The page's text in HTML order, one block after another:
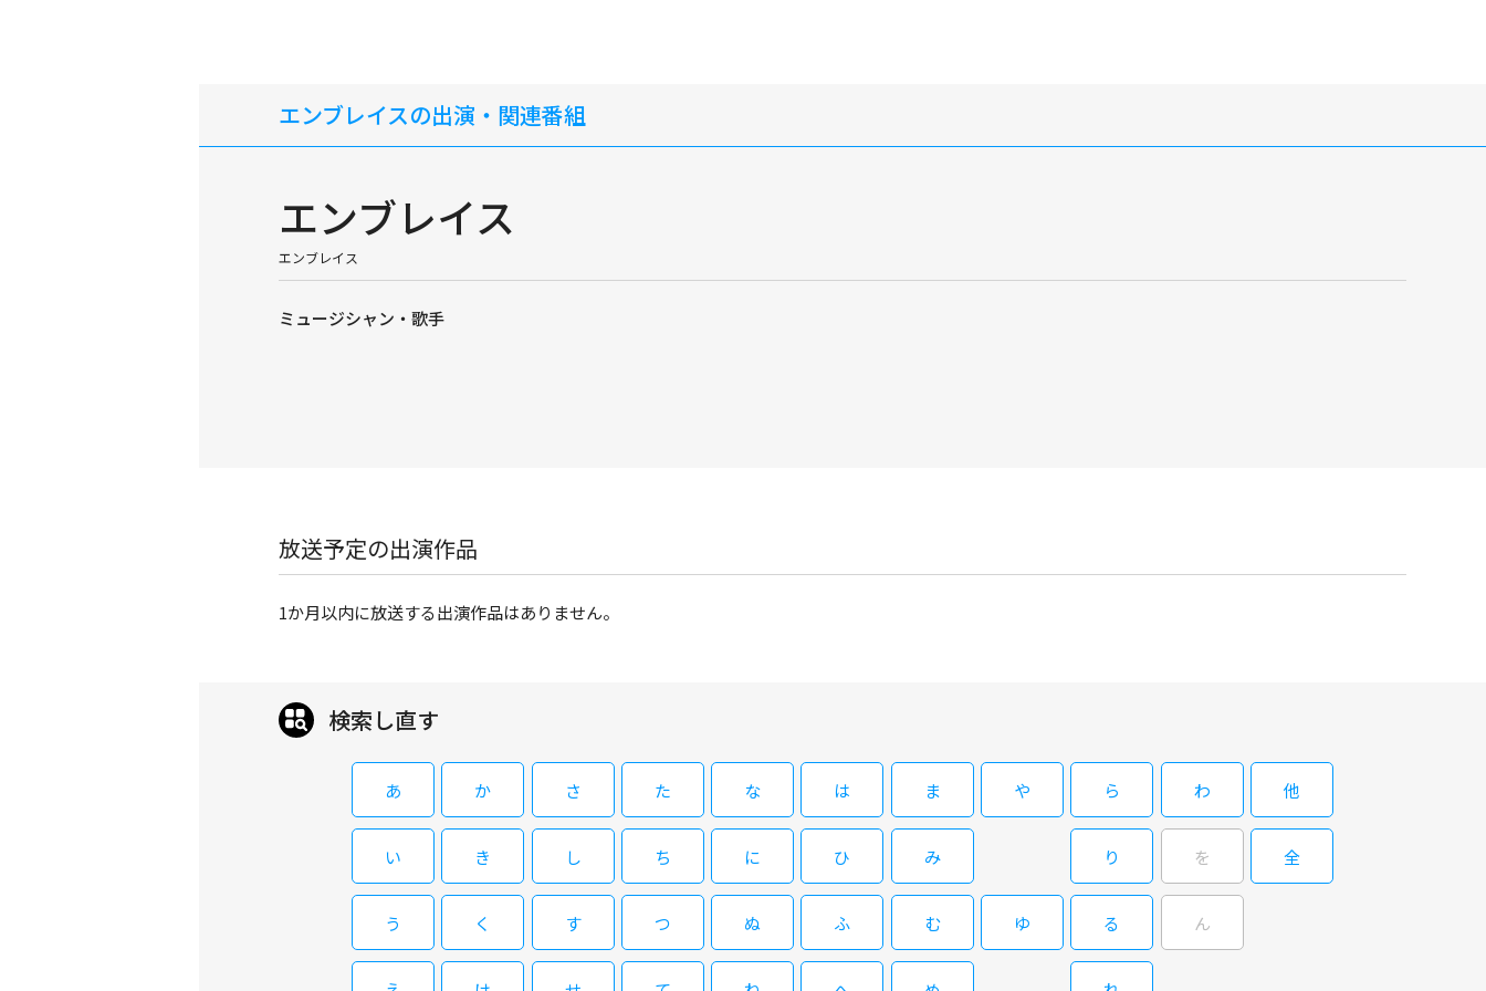
エンブレイスの出演・関連番組
エンブレイス
エンブレイス
ミュージシャン・歌手
放送予定の出演作品
1か月以内に放送する出演作品はありません。
検索し直す
あ
い
う
か
き
く
さ
し
す
た
ち
つ
な
に
ぬ
は
ひ
ふ
ま
み
む
や
ゆ
ら
り
る
わ
を
ん
他
全